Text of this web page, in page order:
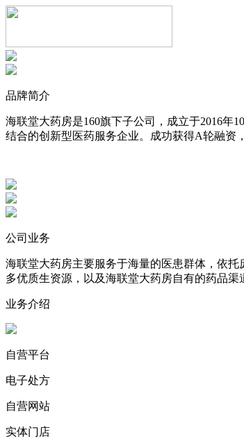
品牌简介
海联堂大药房是160旗下子公司，成立于2016年
结合的创新型医药服务企业。成功获得A轮融资
公司业务
海联堂大药房主要服务于海量的医患群体，依
多优质生资源，以及海联堂大药房自有的药品渠
业务介绍
自营平台
电子处方
自营网站
实体门店